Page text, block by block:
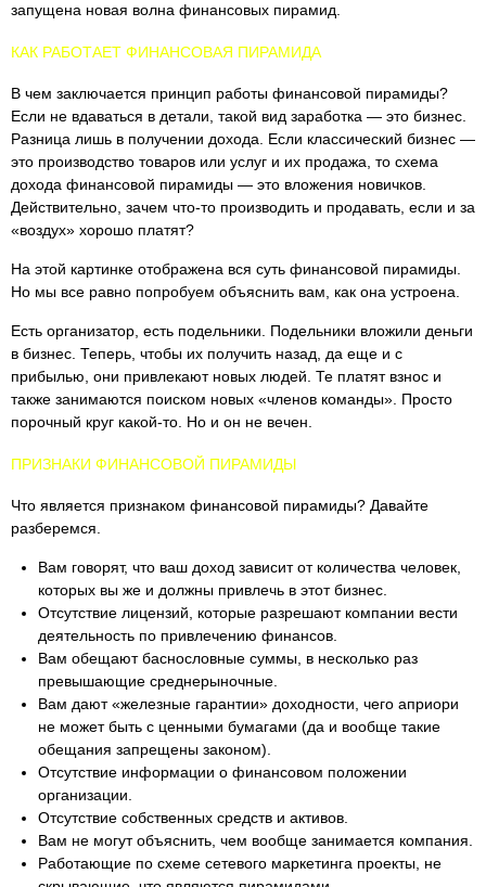
запущена новая волна финансовых пирамид.
КАК РАБОТАЕТ ФИНАНСОВАЯ ПИРАМИДА
В чем заключается принцип работы финансовой пирамиды?
Если не вдаваться в детали, такой вид заработка — это бизнес.
Разница лишь в получении дохода. Если классический бизнес —
это производство товаров или услуг и их продажа, то схема
дохода финансовой пирамиды — это вложения новичков.
Действительно, зачем что-то производить и продавать, если и за
«воздух» хорошо платят?
На этой картинке отображена вся суть финансовой пирамиды.
Но мы все равно попробуем объяснить вам, как она устроена.
Есть организатор, есть подельники. Подельники вложили деньги
в бизнес. Теперь, чтобы их получить назад, да еще и с
прибылью, они привлекают новых людей. Те платят взнос и
также занимаются поиском новых «членов команды». Просто
порочный круг какой-то. Но и он не вечен.
ПРИЗНАКИ ФИНАНСОВОЙ ПИРАМИДЫ
Что является признаком финансовой пирамиды? Давайте
разберемся.
Вам говорят, что ваш доход зависит от количества человек,
которых вы же и должны привлечь в этот бизнес.
Отсутствие лицензий, которые разрешают компании вести
деятельность по привлечению финансов.
Вам обещают баснословные суммы, в несколько раз
превышающие среднерыночные.
Вам дают «железные гарантии» доходности, чего априори
не может быть с ценными бумагами (да и вообще такие
обещания запрещены законом).
Отсутствие информации о финансовом положении
организации.
Отсутствие собственных средств и активов.
Вам не могут объяснить, чем вообще занимается компания.
Работающие по схеме сетевого маркетинга проекты, не